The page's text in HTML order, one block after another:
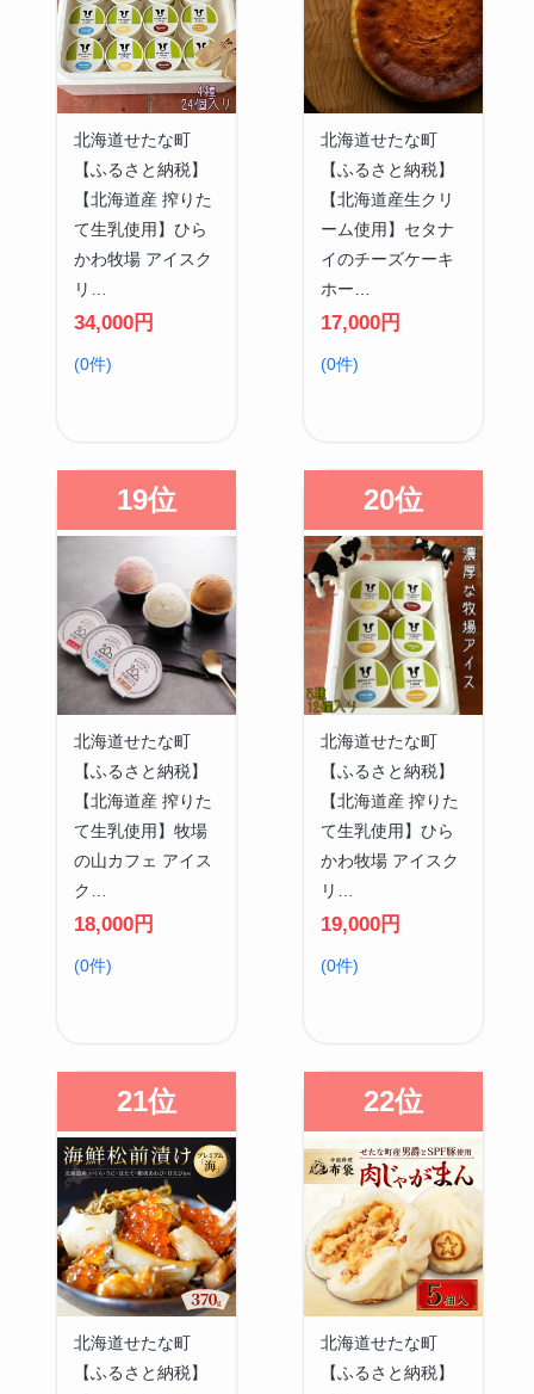
北海道せたな町
【ふるさと納税】
【北海道産 搾りた
て生乳使用】ひら
かわ牧場 アイスク
リ…
34,000円
(0件)
北海道せたな町
【ふるさと納税】
【北海道産生クリ
ーム使用】セタナ
イのチーズケーキ
ホー…
17,000円
(0件)
19位
北海道せたな町
【ふるさと納税】
【北海道産 搾りた
て生乳使用】牧場
の山カフェ アイス
ク…
18,000円
(0件)
20位
北海道せたな町
【ふるさと納税】
【北海道産 搾りた
て生乳使用】ひら
かわ牧場 アイスク
リ…
19,000円
(0件)
21位
北海道せたな町
【ふるさと納税】
22位
北海道せたな町
【ふるさと納税】